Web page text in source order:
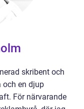
skribent och
och en djup
För närvarande